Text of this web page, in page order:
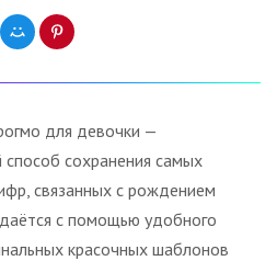
для девочки —
сохранения самых
связанных с рождением
с помощью удобного
красочных шаблонов